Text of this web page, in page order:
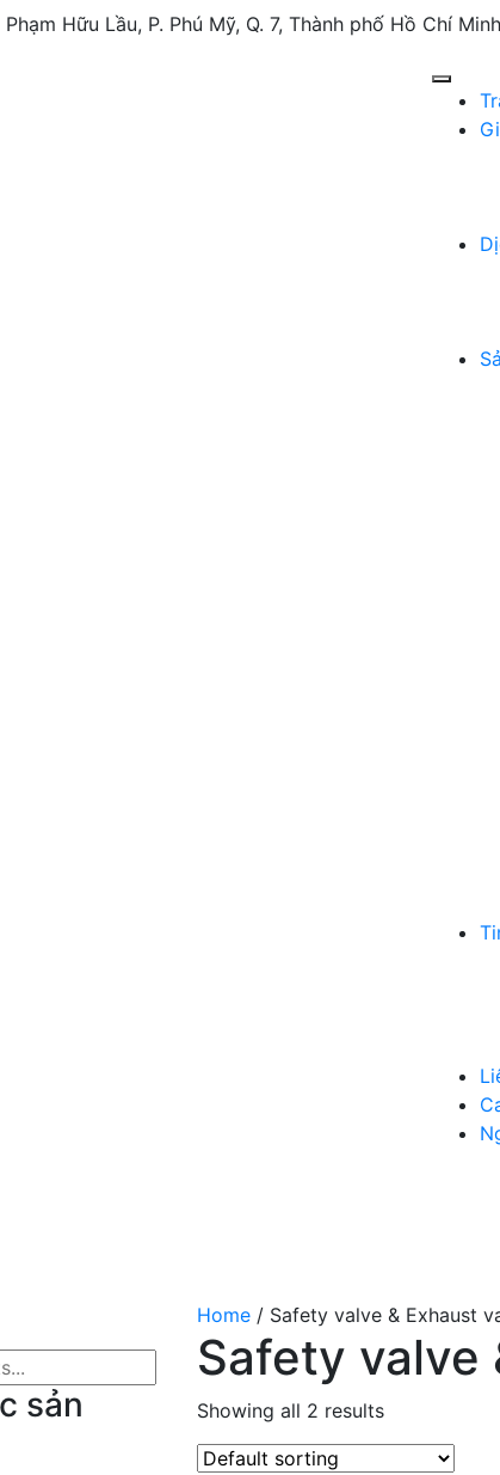
Hữu Lầu, P. Phú Mỹ, Q. 7, Thành phố Hồ Chí Minh
sản
Home / Safety valve & Exhaust
Safety valve
Showing all 2 results